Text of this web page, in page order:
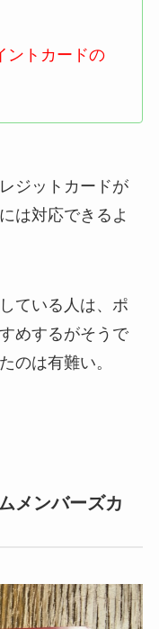
ントカードの
ジットカードが
は対応できるよ
ている人は、ポ
めするがそうで
のは有難い。
メンバーズカ